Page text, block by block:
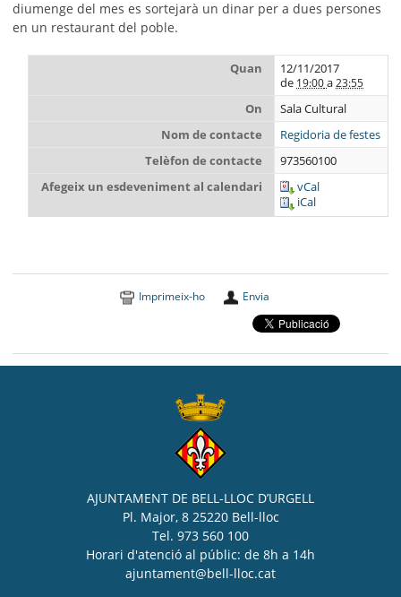
diumenge del mes es sortejarà un dinar per a dues persones
en un restaurant del poble.
Quan
12/11/2017
de 19:00 a23:55
On
Sala Cultural
Nom de contacte
Regidoria de festes
Telèfon de contacte
973560100
Afegeix un esdeveniment al calendari
vCal
iCal
Imprimeix-ho Envia
AJUNTAMENT DE BELL-LLOC D’URGELL
Pl. Major, 8 25220 Bell-lloc
Tel. 973 560 100
Horari d'atenció al públic: de 8h a 14h
ajuntament@bell-lloc.cat